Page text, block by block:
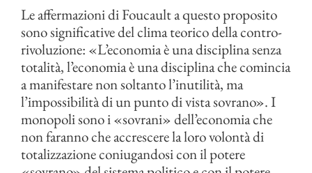
Le affermazioni di Foucault a questo proposito
sono significative del clima teorico della contro-
rivoluzione: «L’economia è una disciplina senza
totalità, l’economia è una disciplina che comincia
a manifestare non soltanto l’inutilità, ma
l’impossibilità di un punto di vista sovrano». I
monopoli sono i «sovrani» dell’economia che
non faranno che accrescere la loro volontà di
totalizzazione coniugandosi con il potere